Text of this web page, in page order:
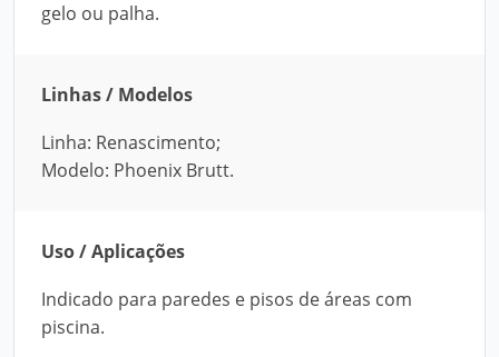
gelo ou palha.
Linhas / Modelos
Linha: Renascimento;
Modelo: Phoenix Brutt.
Uso / Aplicações
Indicado para paredes e pisos de áreas com
piscina.